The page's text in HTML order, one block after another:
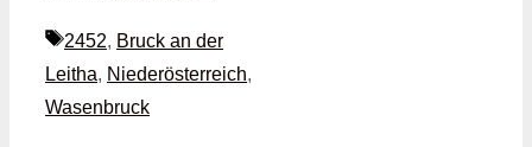
Schlagwörter
2452, Bruck an der
Leitha, Niederösterreich,
Wasenbruck